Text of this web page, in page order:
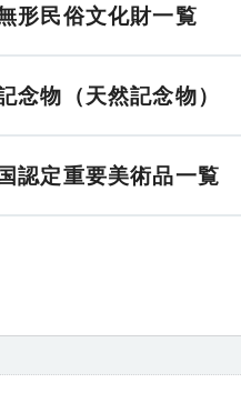
形民俗文化財一覧
念物（天然記念物）
国認定重要美術品一覧